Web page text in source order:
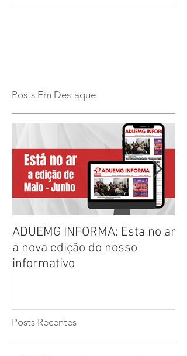
Posts Em Destaque
ADUEMG INFORMA: Esta no ar
a nova edição do nosso
informativo
Posts Recentes